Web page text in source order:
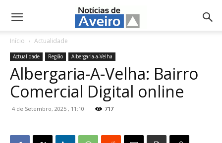
NotíciasdeAveiro.pt
Início Actualidade
Actualidade Região Albergaria-a-Velha
Albergaria-A-Velha: Bairro
Comercial Digital online
4 de Setembro, 2025 , 11:10 717